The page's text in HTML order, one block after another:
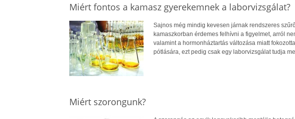
Miért fontos a kamasz gyerekemnek a laborvizsgálat?
Sajnos még mindig kevesen járnak rendszeres
kamaszkorban érdemes felhívni a figyelmet, arról
valamint a hormonháztartás változása miatt
pótlására, ezt pedig csak egy laborvizsgálat tudja
Miért szorongunk?